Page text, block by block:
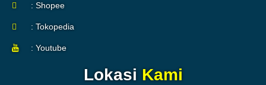
: Shopee
: Tokopedia
: Youtube
Lokasi Kami